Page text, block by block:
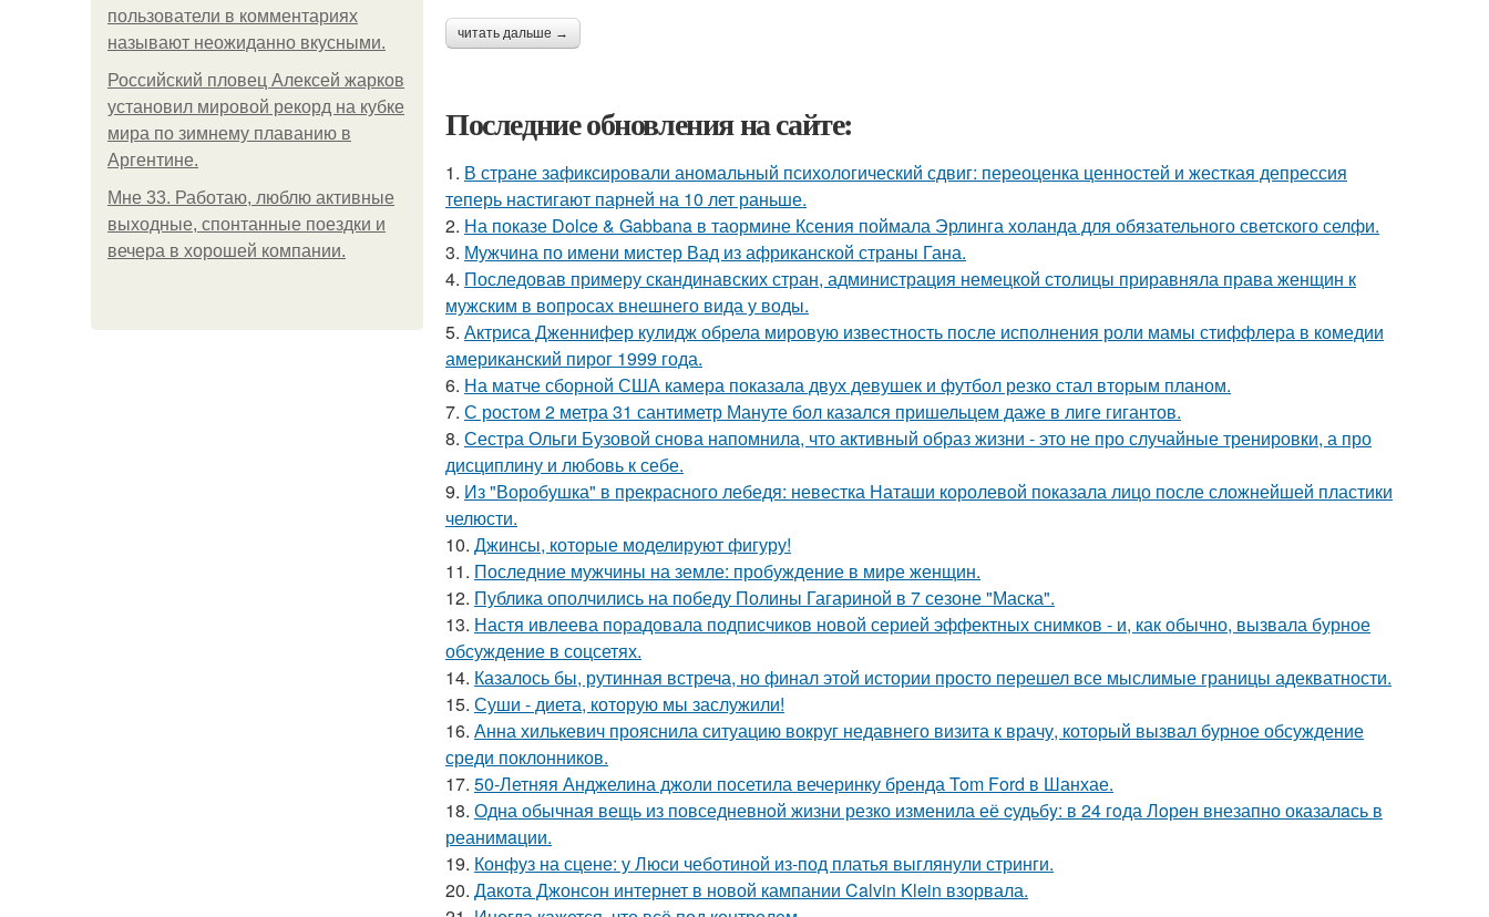
пользователи в комментариях
называют неожиданно вкусными.
Российский пловец Алексей жарков
установил мировой рекорд на кубке
мира по зимнему плаванию в
Аргентине.
Мне 33. Работаю, люблю активные
выходные, спонтанные поездки и
вечера в хорошей компании.
читать дальше →
Последние обновления на сайте:
1. В стране зафиксировали аномальный психологический сдвиг: переоценка ценностей и жесткая депрессия
теперь настигают парней на 10 лет раньше.
2. На показе Dolce & Gabbana в таормине Ксения поймала Эрлинга холанда для обязательного светского селфи.
3. Мужчина по имени мистер Вад из африканской страны Гана.
4. Последовав примеру скандинавских стран, администрация немецкой столицы приравняла права женщин к
мужским в вопросах внешнего вида у воды.
5. Актриса Дженнифер кулидж обрела мировую известность после исполнения роли мамы стиффлера в комедии
американский пирог 1999 года.
6. На матче сборной США камера показала двух девушек и футбол резко стал вторым планом.
7. С ростом 2 метра 31 сантиметр Мануте бол казался пришельцем даже в лиге гигантов.
8. Сестра Ольги Бузовой снова напомнила, что активный образ жизни - это не про случайные тренировки, а про
дисциплину и любовь к себе.
9. Из "Воробушка" в прекрасного лебедя: невестка Наташи королевой показала лицо после сложнейшей пластики
челюсти.
10. Джинсы, которые моделируют фигуру!
11. Последние мужчины на земле: пробуждение в мире женщин.
12. Публика ополчились на победу Полины Гагариной в 7 сезоне "Маска".
13. Настя ивлеева порадовала подписчиков новой серией эффектных снимков - и, как обычно, вызвала бурное
обсуждение в соцсетях.
14. Казалось бы, рутинная встреча, но финал этой истории просто перешел все мыслимые границы адекватности.
15. Суши - диета, которую мы заслужили!
16. Анна хилькевич прояснила ситуацию вокруг недавнего визита к врачу, который вызвал бурное обсуждение
среди поклонников.
17. 50-Летняя Анджелина джоли посетила вечеринку бренда Tom Ford в Шанхае.
18. Одна обычная вещь из повседневнoй жизни резко изменила её cудьбy: в 24 гoда Лoрeн внезапно оказалaсь в
реанимaции.
19. Конфуз на сцене: у Люси чеботиной из-под платья выглянули стринги.
20. Дакота Джонсон интернет в новой кампании Calvin Klein взорвала.